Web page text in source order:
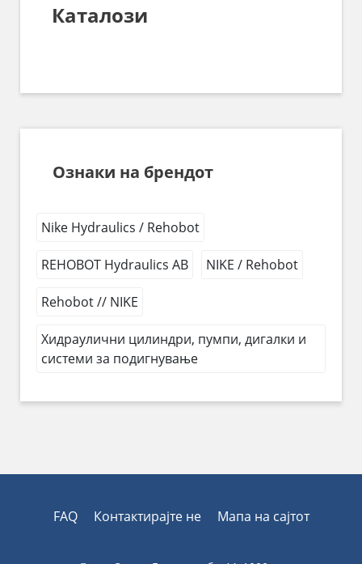
Каталози
Ознаки на брендот
Nike Hydraulics / Rehobot
REHOBOT Hydraulics AB NIKE / Rehobot
Rehobot // NIKE
Хидраулични цилиндри, пумпи, дигалки и
системи за подигнување
FAQ Контактирајте не Мапа на сајтот